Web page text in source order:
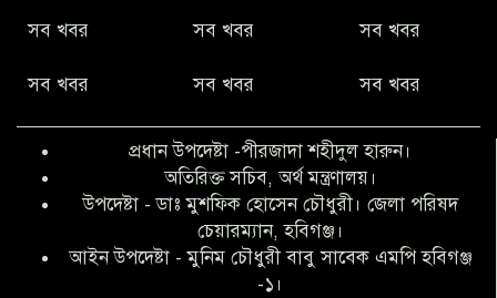
কিবরিয়া
বৃত্তি পরীক্ষার সুযোগ করে দিলেন প্রধান শিক্ষক
ফারুক মাস্টার
আব্দুল হক তালুকদার ফাউন্ডেশন মানবতার
শিকড় ছুঁই ছুঁই,ফরজুন আক্তার মনি
সব খবর সব খবর সব খবর
সব খবর সব খবর সব খবর
প্রধান উপদেষ্টা -পীরজাদা শহীদুল হারুন।
অতিরিক্ত সচিব, অর্থ মন্ত্রণালয়।
উপদেষ্টা - ডাঃ মুশফিক হোসেন চৌধুরী। জেলা পরিষদ
চেয়ারম্যান, হবিগঞ্জ।
আইন উপদেষ্টা - মুনিম চৌধুরী বাবু সাবেক এমপি হবিগঞ্জ
-১।